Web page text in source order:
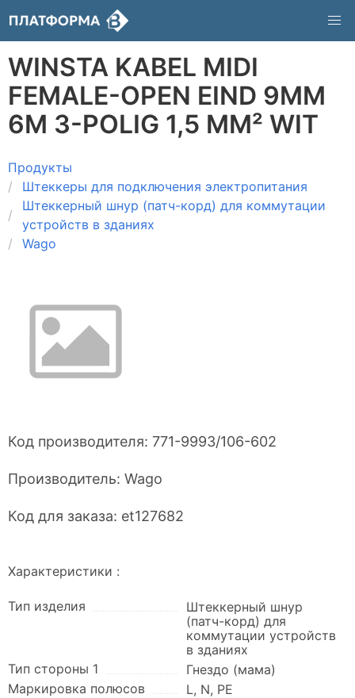
WINSTA KABEL MIDI
FEMALE-OPEN EIND 9MM
6M 3-POLIG 1,5 MM² WIT
Продукты
Штеккеры для подключения электропитания
Штеккерный шнур (патч-корд) для коммутации
устройств в зданиях
Wago
Код производителя: 771-9993/106-602
Производитель: Wago
Код для заказа: et127682
Характеристики :
Тип изделия
Штеккерный шнур
(патч-корд) для
коммутации устройств
в зданиях
Тип стороны 1
Гнездо (мама)
Маркировка полюсов
L, N, PE